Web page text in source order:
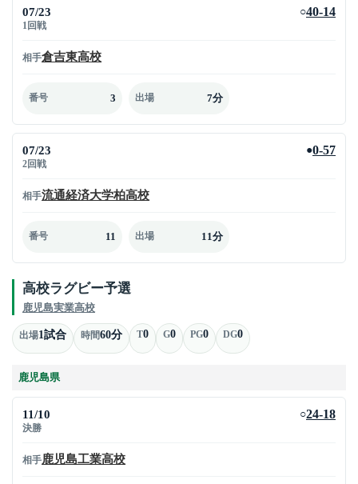
07/23
1回戦
○40-14
相手倉吉東高校
番号 3 出場 7分
07/23
2回戦
●0-57
相手流通経済大学柏高校
番号 11 出場 11分
高校ラグビー予選
鹿児島実業高校
出場1試合 時間60分 T0 G0 PG0 DG0
鹿児島県
11/10
決勝
○24-18
相手鹿児島工業高校